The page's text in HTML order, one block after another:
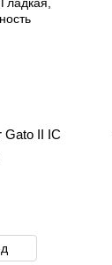
Gato II IC